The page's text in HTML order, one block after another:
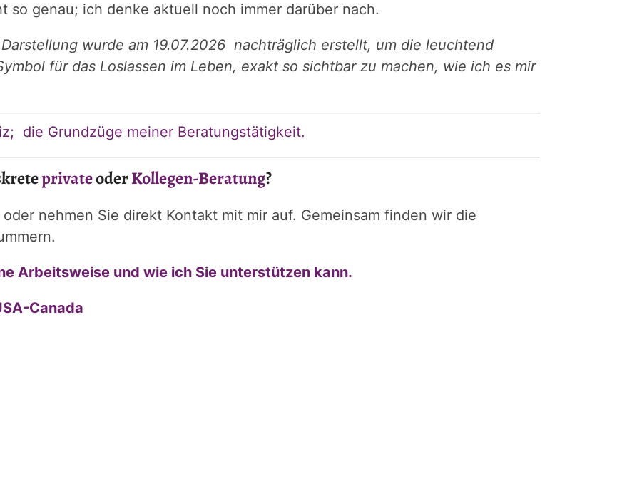
so genau; ich denke aktuell noch immer darüber nach.
wurde am 19.07.2026 nachträglich erstellt, um die leuchtend
für das Loslassen im Leben, exakt so sichtbar zu machen, wie ich es mir
die Grundzüge meiner Beratungstätigkeit.
privateoderKollegen-Beratung?
oder nehmen Sie direkt Kontakt mit mir auf. Gemeinsam finden wir die
Arbeitsweise und wie ich Sie unterstützen kann.
Canada